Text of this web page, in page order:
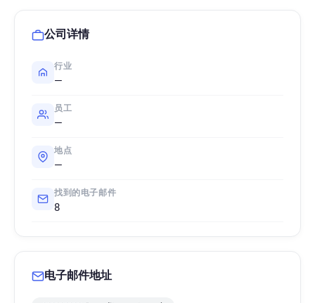
公司详情
行业
—
员工
—
地点
—
找到的电子邮件
8
电子邮件地址